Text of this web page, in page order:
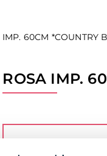
IMP. 60CM *COUNTRY
ROSA IMP.